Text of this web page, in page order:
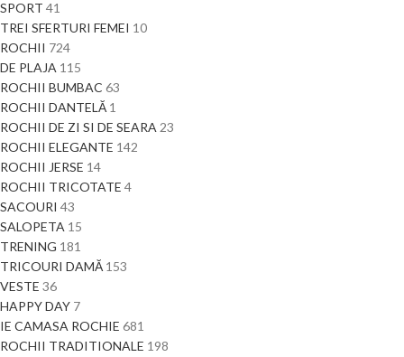
SPORT 41
TREI SFERTURI FEMEI 10
ROCHII 724
DE PLAJA 115
ROCHII BUMBAC 63
ROCHII DANTELĂ 1
ROCHII DE ZI SI DE SEARA 23
ROCHII ELEGANTE 142
ROCHII JERSE 14
ROCHII TRICOTATE 4
SACOURI 43
SALOPETA 15
TRENING 181
TRICOURI DAMĂ 153
VESTE 36
HAPPY DAY 7
IE CAMASA ROCHIE 681
ROCHII TRADITIONALE 198